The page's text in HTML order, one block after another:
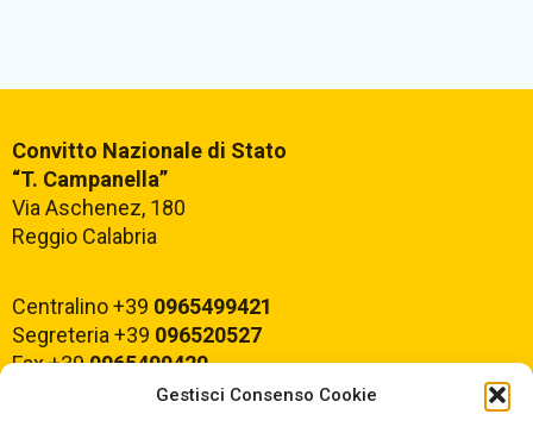
Gestisci Consenso Cookie
Convitto Nazionale di Stato
“T. Campanella”
Via Aschenez, 180
Reggio Calabria
Centralino +39 0965499421
Segreteria +39 096520527
Fax +390965499420